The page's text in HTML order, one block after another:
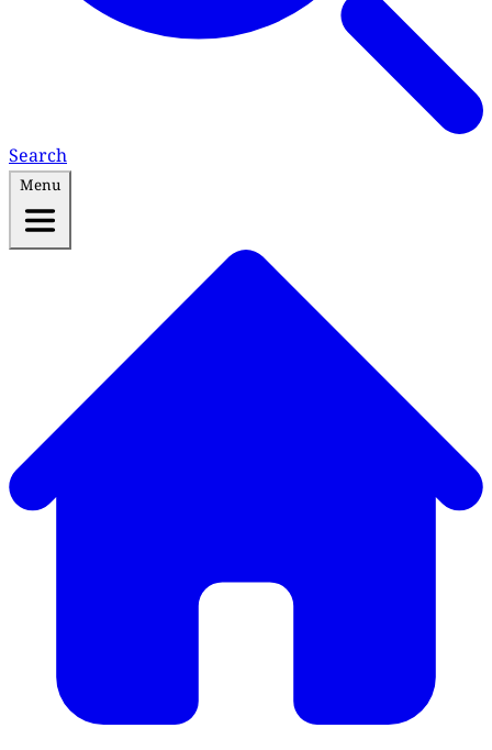
Search
Menu